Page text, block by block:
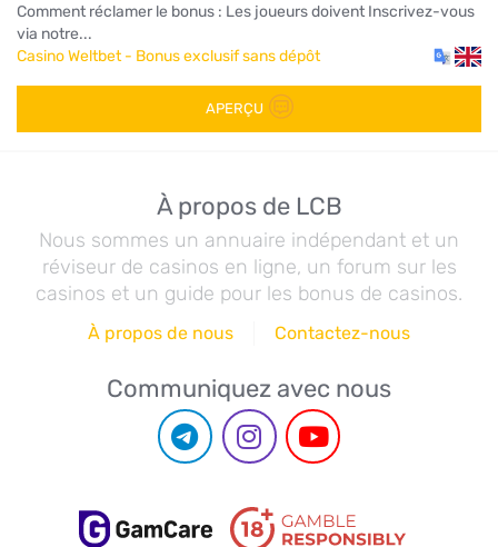
Comment réclamer le bonus : Les joueurs doivent Inscrivez-vous
via notre...
Casino Weltbet - Bonus exclusif sans dépôt
APERÇU
À propos de LCB
Nous sommes un annuaire indépendant et un
réviseur de casinos en ligne, un forum sur les
casinos et un guide pour les bonus de casinos.
À propos de nous Contactez-nous
Communiquez avec nous